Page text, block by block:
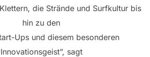
die Strände und Surfkultur bis
hin zu den
Ups und diesem besonderen
Innovationsgeist”, sagt